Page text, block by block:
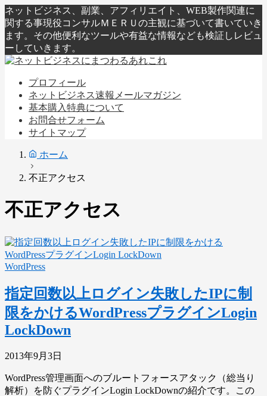
ネットビジネス、副業、アフィリエイト、WEB製作関連に
関する事現役コンサルＭＥＲＵの主観に基づいて書いていき
ます。その他便利なツールや有益な情報なども検証しレビュ
ーしていきます。
プロフィール
ネットビジネス速報メールマガジン
基本購入特典について
お問合せフォーム
サイトマップ
ホーム
不正アクセス
不正アクセス
WordPress
指定回数以上ログイン失敗したIPに制
限をかけるWordPressプラグインLogin
LockDown
2013年9月3日
WordPress管理画面へのブルートフォースアタック（総当り
解析）を防ぐプラグインLogin LockDownの紹介です。この